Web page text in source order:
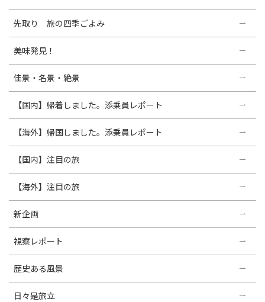
先取り 旅の四季ごよみ
美味発見！
佳景・名景・絶景
【国内】帰着しました。添乗員レポート
【海外】帰国しました。添乗員レポート
【国内】注目の旅
【海外】注目の旅
新企画
視察レポート
歴史ある風景
日々是旅立